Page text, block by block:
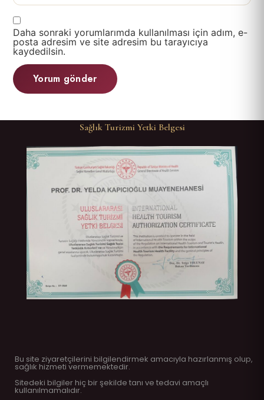
Daha sonraki yorumlarımda kullanılması için adım, e-
posta adresim ve site adresim bu tarayıcıya
kaydedilsin.
Sağlık Turizmi Yetki Belgesi
Bu site ziyaretçilerini bilgilendirmek amacıyla hazırlanmış olup,
sağlık hizmeti vermemektedir.
Sitedeki bilgiler hiç bir şekilde tanı ve tedavi amaçlı
kullanılmamalıdır.